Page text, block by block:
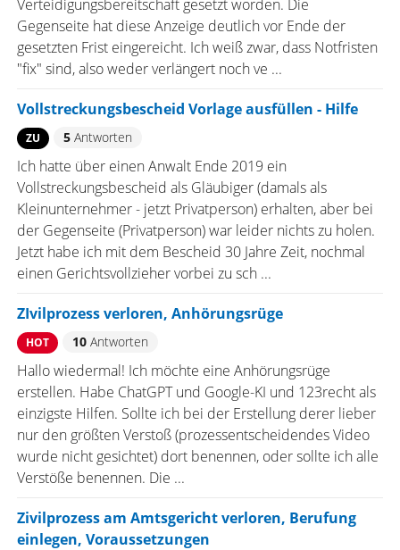
Verteidigungsbereitschaft gesetzt worden. Die
Gegenseite hat diese Anzeige deutlich vor Ende der
gesetzten Frist eingereicht. Ich weiß zwar, dass Notfristen
"fix" sind, also weder verlängert noch ve ...
Vollstreckungsbescheid Vorlage ausfüllen - Hilfe
ZU 5Antworten
Ich hatte über einen Anwalt Ende 2019 ein
Vollstreckungsbescheid als Gläubiger (damals als
Kleinunternehmer - jetzt Privatperson) erhalten, aber bei
der Gegenseite (Privatperson) war leider nichts zu holen.
Jetzt habe ich mit dem Bescheid 30 Jahre Zeit, nochmal
einen Gerichtsvollzieher vorbei zu sch ...
ZIvilprozess verloren, Anhörungsrüge
HOT 10Antworten
Hallo wiedermal! Ich möchte eine Anhörungsrüge
erstellen. Habe ChatGPT und Google-KI und 123recht als
einzigste Hilfen. Sollte ich bei der Erstellung derer lieber
nur den größten Verstoß (prozessentscheidendes Video
wurde nicht gesichtet) dort benennen, oder sollte ich alle
Verstöße benennen. Die ...
Zivilprozess am Amtsgericht verloren, Berufung
einlegen, Voraussetzungen